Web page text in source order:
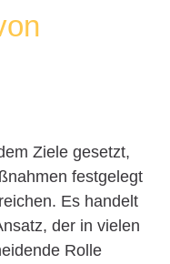
Ziele gesetzt,
festgelegt
Es handelt
der in vielen
Rolle